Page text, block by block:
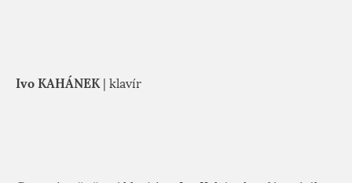
Ivo KAHÁNEK | klavír